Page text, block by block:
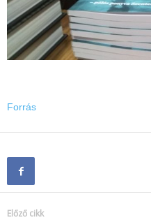
Forrás
Előző cikk